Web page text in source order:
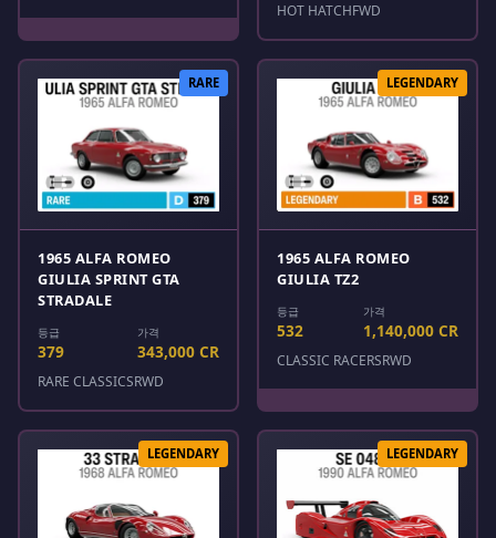
HOT HATCHFWD
RARE
1965 ALFA ROMEO
GIULIA SPRINT GTA
STRADALE
등급
379
가격
343,000 CR
RARE CLASSICSRWD
LEGENDARY
1965 ALFA ROMEO
GIULIA TZ2
등급
532
가격
1,140,000 CR
CLASSIC RACERSRWD
LEGENDARY LEGENDARY